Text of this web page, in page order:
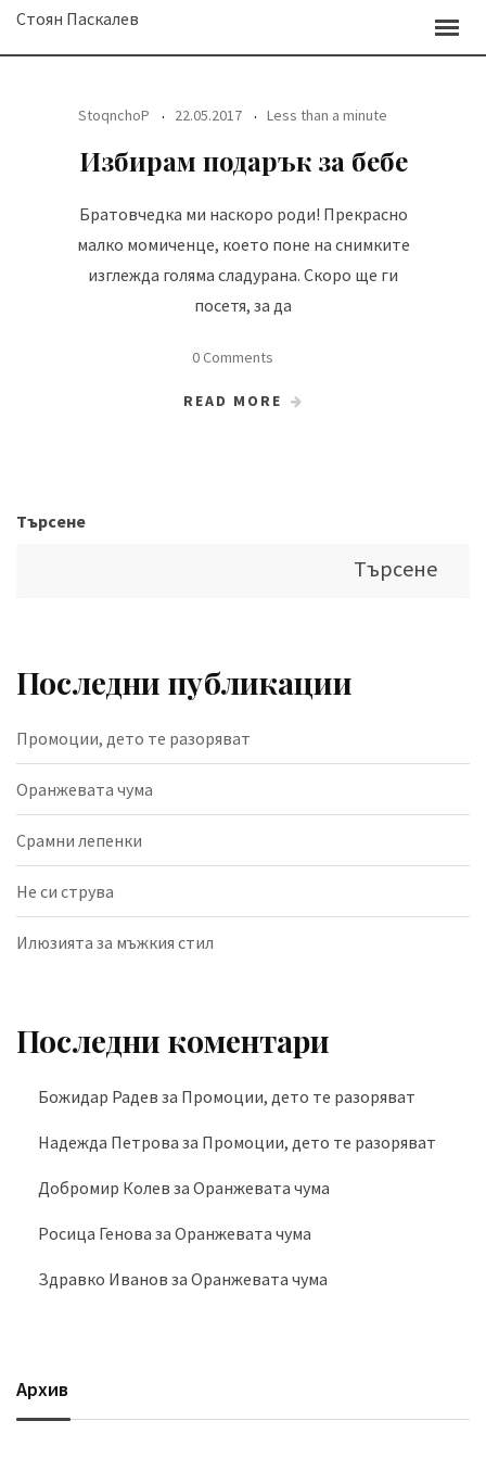
SkipСтоян Паскалев
StoqnchoP 22.05.2017 Less than a minute
Избирам подарък за бебе
Братовчедка ми наскоро роди! Прекрасно
малко момиченце, което поне на снимките
изглежда голяма сладурана. Скоро ще ги
посетя, за да
0 Comments
READ MORE
Търсене
Търсене
Последни публикации
Промоции, дето те разоряват
Оранжевата чума
Срамни лепенки
Не си струва
Илюзията за мъжкия стил
Последни коментари
Божидар Радев за Промоции, дето те разоряват
Надежда Петрова за Промоции, дето те разоряват
Добромир Колев за Оранжевата чума
Росица Генова за Оранжевата чума
Здравко Иванов за Оранжевата чума
Архив